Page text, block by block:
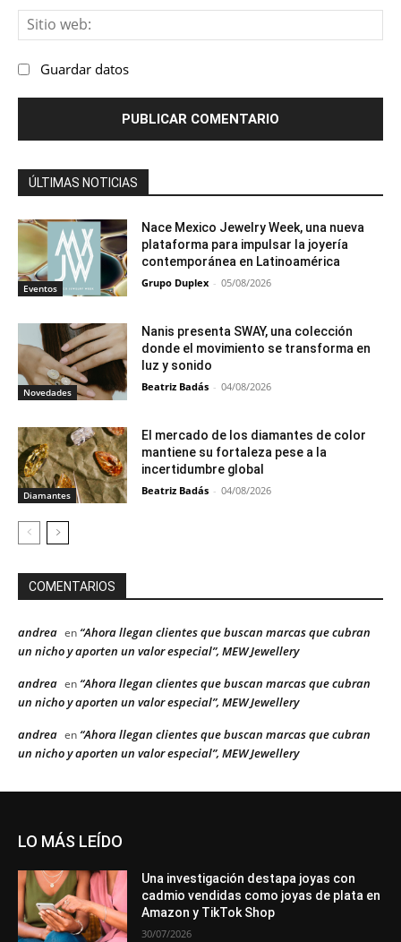
Guardar datos
ÚLTIMAS NOTICIAS
Eventos
Nace Mexico Jewelry Week, una nueva
plataforma para impulsar la joyería
contemporánea en Latinoamérica
Grupo Duplex - 05/08/2026
Novedades
Nanis presenta SWAY, una colección
donde el movimiento se transforma en
luz y sonido
Beatriz Badás - 04/08/2026
Diamantes
El mercado de los diamantes de color
mantiene su fortaleza pese a la
incertidumbre global
Beatriz Badás - 04/08/2026
COMENTARIOS
andrea en “Ahora llegan clientes que buscan marcas que cubran
un nicho y aporten un valor especial”, MEW Jewellery
andrea en “Ahora llegan clientes que buscan marcas que cubran
un nicho y aporten un valor especial”, MEW Jewellery
andrea en “Ahora llegan clientes que buscan marcas que cubran
un nicho y aporten un valor especial”, MEW Jewellery
LO MÁS LEÍDO
Una investigación destapa joyas con
cadmio vendidas como joyas de plata en
Amazon y TikTok Shop
30/07/2026